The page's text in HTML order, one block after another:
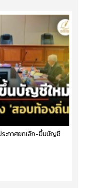
ระกาศยกเลิก-ขึ้นบัญชี